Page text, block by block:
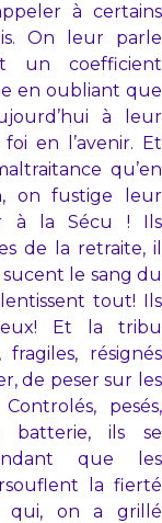
à certains
On leur parle
un coefficient
en oubliant que
à leur
en l’avenir. Et
qu’en
on fustige leur
à la Sécu ! Ils
de la retraite, il
le sang du
tout! Ils
eux! Et la tribu
résignés
de peser sur les
pesés,
batterie, ils se
que les
la fierté
qui, on a grillé